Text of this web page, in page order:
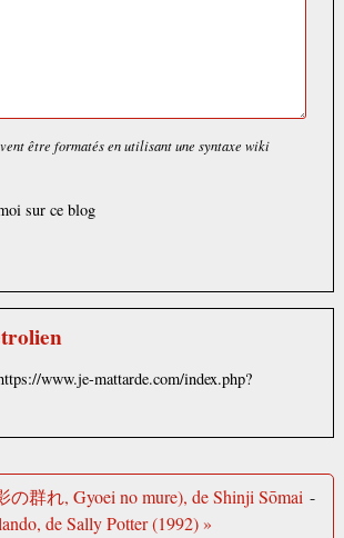
être formatés en utilisant une syntaxe wiki
sur ce blog
www.je-mattarde.com/index.php?
の群れ, Gyoei no mure), de Shinji Sōmai -
de Sally Potter (1992) »